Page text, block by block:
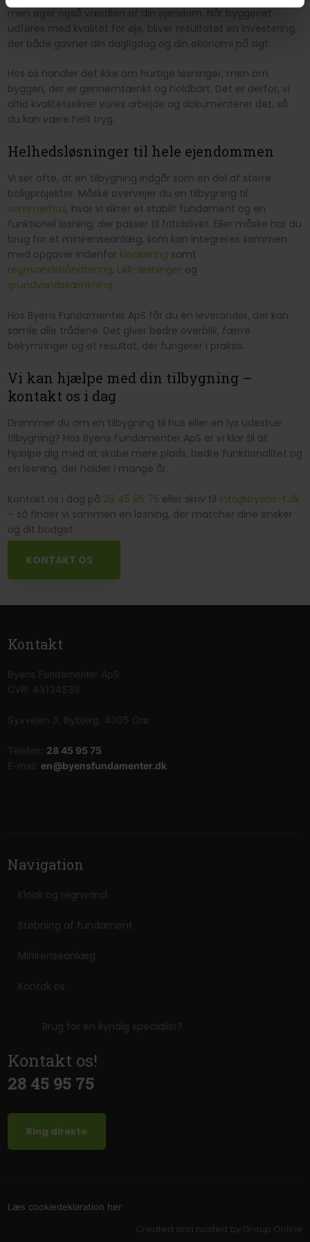
men øger også værdien af din ejendom. Når byggeriet
udføres med kvalitet for øje, bliver resultatet en investering,
der både gavner din dagligdag og din økonomi på sigt.
Hos os handler det ikke om hurtige løsninger, men om
byggeri, der er gennemtænkt og holdbart. Det er derfor, vi
altid kvalitetssikrer vores arbejde og dokumenterer det, så
du kan være helt tryg.
Helhedsløsninger til hele ejendommen
Vi ser ofte, at en tilbygning indgår som en del af større
boligprojekter. Måske overvejer du en tilbygning til
sommerhus, hvor vi sikrer et stabilt fundament og en
funktionel løsning, der passer til fritidslivet. Eller måske har du
brug for et minirenseanlæg, som kan integreres sammen
med opgaver indenfor kloakering samt
regnvandshåndtering, LAR-løsningerog
grundvandssænkning.
Hos Byens Fundamenter ApS får du én leverandør, der kan
samle alle trådene. Det giver bedre overblik, færre
bekymringer og et resultat, der fungerer i praksis.
Vi kan hjælpe med din tilbygning –
kontakt os i dag
Drømmer du om en tilbygning til hus eller en lys udestue
tilbygning? Hos Byens Fundamenter ApS er vi klar til at
hjælpe dig med at skabe mere plads, bedre funktionalitet og
en løsning, der holder i mange år.
Kontakt os i dag på 28 45 95 75 eller skriv til info@byens-f.dk
– så finder vi sammen en løsning, der matcher dine ønsker
og dit budget.
KONTAKT OS
Kontakt
Byens Fundamenter ApS​
CVR: 43124536
Syvvejen 3, Bybjerg, 4305 Orø
Telefon: 28 45 95 75
E-mail: en@byensfundamenter.dk
Navigation​
Kloak og regnvand
Støbning af fundament
Minirenseanlæg
Kontak os
Brug for en kyndig specialist?
Kontakt os!
28 45 95 75
Ring direkte​
Læs cookiedeklaration her
Created and hosted by Group Online